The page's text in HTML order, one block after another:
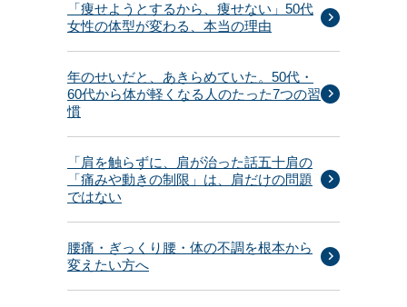
「痩せようとするから、痩せない」50代
女性の体型が変わる、本当の理由
年のせいだと、あきらめていた。50代・
60代から体が軽くなる人のたった7つの習
慣
「肩を触らずに、肩が治った話五十肩の
「痛みや動きの制限」は、肩だけの問題
ではない
腰痛・ぎっくり腰・体の不調を根本から
変えたい方へ